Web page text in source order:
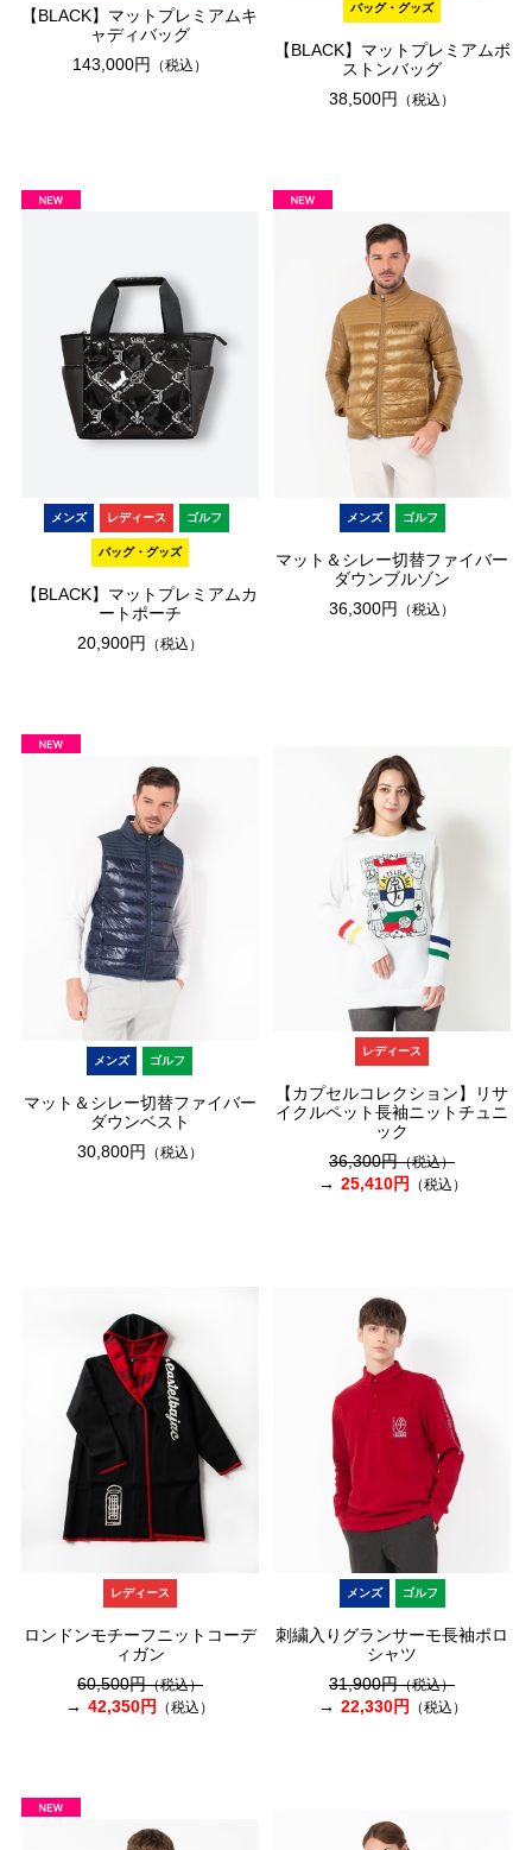
【BLACK】マットプレミアムキ
ャディバッグ
143,000円
（税込）
バッグ・グッズ
【BLACK】マットプレミアムボ
ストンバッグ
38,500円
（税込）
メンズ レディース ゴルフ
バッグ・グッズ
【BLACK】マットプレミアムカ
ートポーチ
20,900円
（税込）
メンズ ゴルフ
マット＆シレー切替ファイバー
ダウンブルゾン
36,300円
（税込）
メンズ ゴルフ
マット＆シレー切替ファイバー
ダウンベスト
30,800円
（税込）
レディース
【カプセルコレクション】リサ
イクルペット長袖ニットチュニ
ック
36,300円（税込）
25,410円 （税込）
レディース
ロンドンモチーフニットコーデ
ィガン
60,500円（税込）
42,350円 （税込）
メンズ ゴルフ
刺繍入りグランサーモ長袖ポロ
シャツ
31,900円（税込）
22,330円 （税込）